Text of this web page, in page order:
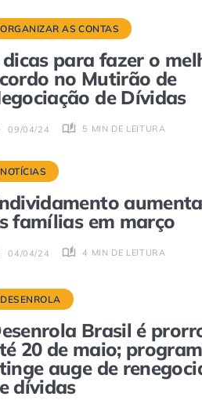
ORGANIZAR AS CONTAS
para fazer o
no Mutirão de
de Dívidas
09/04/24 5 MIN DE LEITURA
NOTÍCIAS
famílias em março
04/04/24 4 MIN DE LEITURA
DESENROLA
Brasil é
20 de maio;
auge de
dívidas